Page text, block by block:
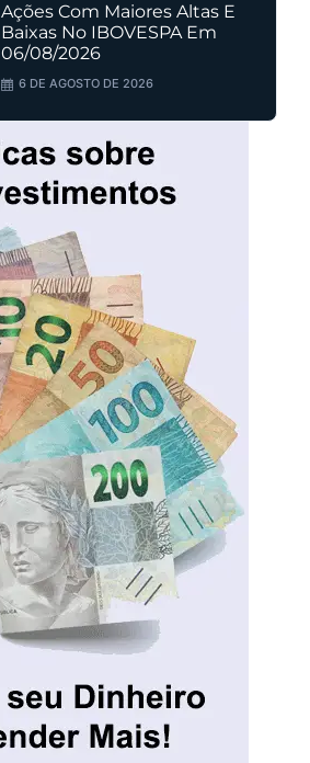
Ações Com Maiores Altas E
Baixas No IBOVESPA Em
06/08/2026
6 DE AGOSTO DE 2026